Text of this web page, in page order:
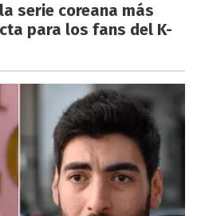
serie coreana más
para los fans del K-